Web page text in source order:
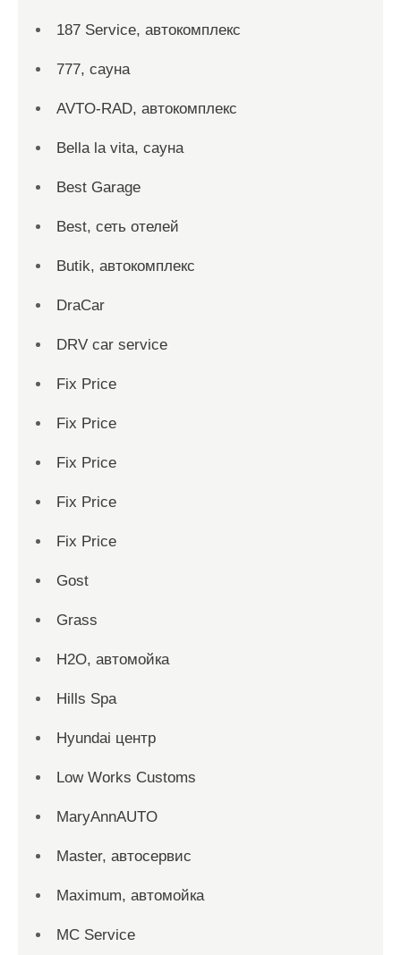
187 Service, автокомплекс
777, сауна
AVTO-RAD, автокомплекс
Bella la vita, сауна
Best Garage
Best, сеть отелей
Butik, автокомплекс
DraCar
DRV car service
Fix Price
Fix Price
Fix Price
Fix Price
Fix Price
Gost
Grass
H2O, автомойка
Hills Spa
Hyundai центр
Low Works Customs
MaryAnnAUTO
Master, автосервис
Maximum, автомойка
MC Service